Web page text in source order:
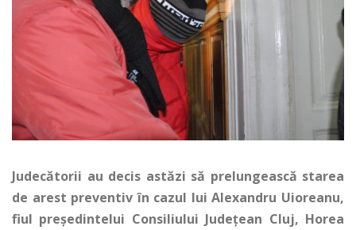
Judecătorii au decis astăzi să prelungească starea
de arest preventiv în cazul lui Alexandru Uioreanu,
fiul preşedintelui Consiliului Judeţean Cluj, Horea